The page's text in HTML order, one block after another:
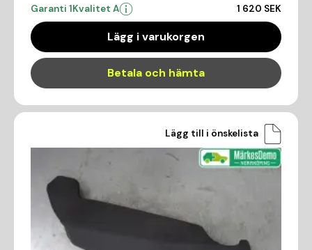
Garanti 1Kvalitet A 1 620 SEK
Lägg i varukorgen
Betala och hämta
Lägg till i önskelista